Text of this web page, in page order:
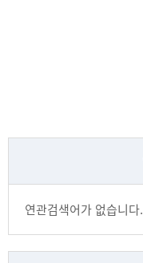
연관검색어가 없습니다.